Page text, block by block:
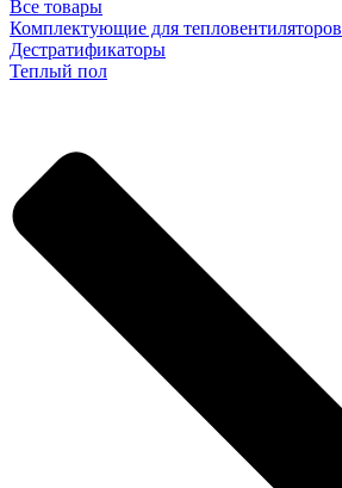
Все товары
Комплектующие для тепловентиляторов
Дестратификаторы
Теплый пол